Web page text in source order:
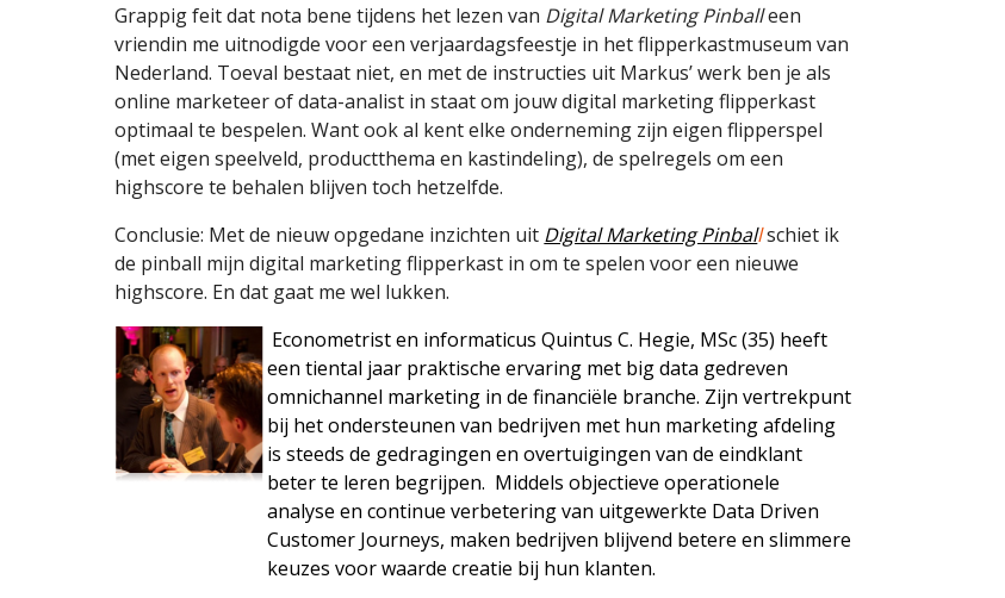
Grappig feit dat nota bene tijdens het lezen van Digital Marketing Pinballeen
vriendin me uitnodigde voor een verjaardagsfeestje in het flipperkastmuseum van
Nederland. Toeval bestaat niet, en met de instructies uit Markus’ werk ben je als
online marketeer of data-analist in staat om jouw digital marketing flipperkast
optimaal te bespelen. Want ook al kent elke onderneming zijn eigen flipperspel
(met eigen speelveld, productthema en kastindeling), de spelregels om een
highscore te behalen blijven toch hetzelfde.
Conclusie: Met de nieuw opgedane inzichten uit Digital Marketing Pinballschiet ik
de pinball mijn digital marketing flipperkast in om te spelen voor een nieuwe
highscore. En dat gaat me wel lukken.
Econometrist en informaticusQuintus C. Hegie, MSc (35) heeft
een tiental jaar praktische ervaring met big data gedreven
omnichannel marketing in de financiële branche. Zijn vertrekpunt
bij het ondersteunen van bedrijven met hun marketing afdeling
is steeds de gedragingen en overtuigingen van de eindklant
beter te leren begrijpen. Middels objectieve operationele
analyse en continue verbetering van uitgewerkte Data Driven
Customer Journeys, maken bedrijven blijvend betere en slimmere
keuzes voor waarde creatie bij hun klanten.